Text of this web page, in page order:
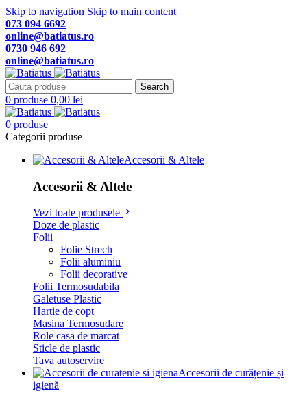
Skip to navigation Skip to main content
073 094 6692
online@batiatus.ro
0730 946 692
online@batiatus.ro
Search
0 produse 0,00 lei
0 produse
Categorii produse
Accesorii & Altele
Accesorii & Altele
Vezi toate produsele
Doze de plastic
Folii
Folie Strech
Folii aluminiu
Folii decorative
Folii Termosudabila
Galetuse Plastic
Hartie de copt
Masina Termosudare
Role casa de marcat
Sticle de plastic
Tava autoservire
Accesorii de curățenie și
igienă